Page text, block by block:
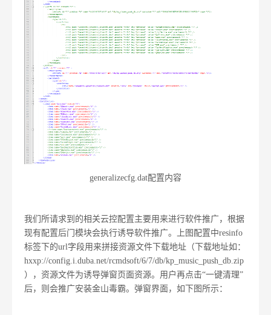
generalizecfg.dat配置内容
我们所请求到的相关云控配置主要用来进行软件推广，根据
现有配置后门模块会执行诱导软件推广。上图配置中resinfo
标签下的url字段用来拼接资源文件下载地址（下载地址如：
hxxp://config.i.duba.net/rcmdsoft/6/7/db/kp_music_push_db.zip
），资源文件为诱导弹窗页面资源。用户再点击“一键清理”
后，则会推广安装金山毒霸。弹窗界面，如下图所示：